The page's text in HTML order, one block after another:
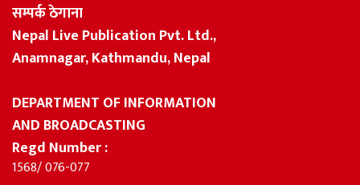
सम्पर्क ठेगाना
Nepal Live Publication Pvt. Ltd.,
Anamnagar, Kathmandu, Nepal
DEPARTMENT OF INFORMATION
AND BROADCASTING
Regd Number :
1568/ 076-077